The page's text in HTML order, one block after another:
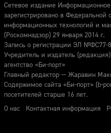
Сетевое издание Информационное
зарегистрировано в Федеральной
информационных технологий и
(Роскомнадзор) 29 января 2014 г.
Запись о регистрации ЭЛ №ФС77-
Учредитель и издатель
агентство «Би-порт»
Главный редактор — Жаравин
Содержимое сайта «Би-порт» (b-
посетителей старше 16 лет.
О нас
Контактная информация